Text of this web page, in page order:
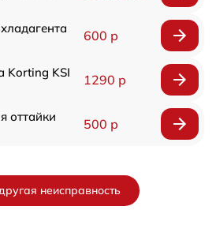
600 р
Korting KSI
1290 р
оттайки
500 р
неисправность